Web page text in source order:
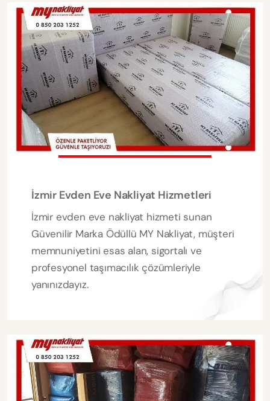
İzmir Evden Eve Nakliyat Hizmetleri
İzmir evden eve nakliyat hizmeti sunan
Güvenilir Marka Ödüllü MY Nakliyat, müşteri
memnuniyetini esas alan, sigortalı ve
profesyonel taşımacılık çözümleriyle
yanınızdayız.